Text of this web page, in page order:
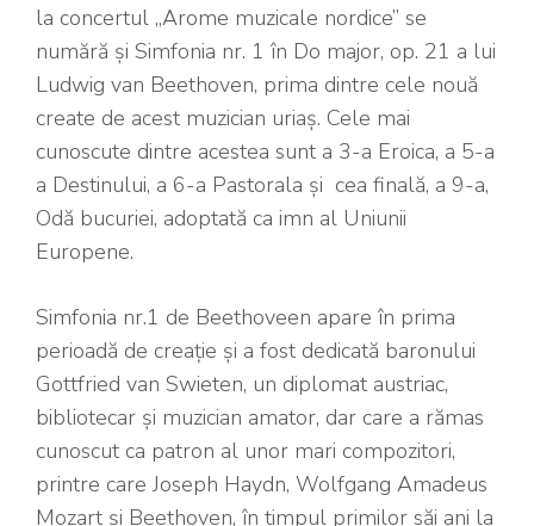
la concertul „Arome muzicale nordice” se
numără și Simfonia nr. 1 în Do major, op. 21 a lui
Ludwig van Beethoven, prima dintre cele nouă
create de acest muzician uriaș. Cele mai
cunoscute dintre acestea sunt a 3-a Eroica, a 5-a
a Destinului, a 6-a Pastorala și cea finală, a 9-a,
Odă bucuriei, adoptată ca imn al Uniunii
Europene.
Simfonia nr.1 de Beethoveen apare în prima
perioadă de creație și a fost dedicată baronului
Gottfried van Swieten, un diplomat austriac,
bibliotecar și muzician amator, dar care a rămas
cunoscut ca patron al unor mari compozitori,
printre care Joseph Haydn, Wolfgang Amadeus
Mozart și Beethoven, în timpul primilor săi ani la